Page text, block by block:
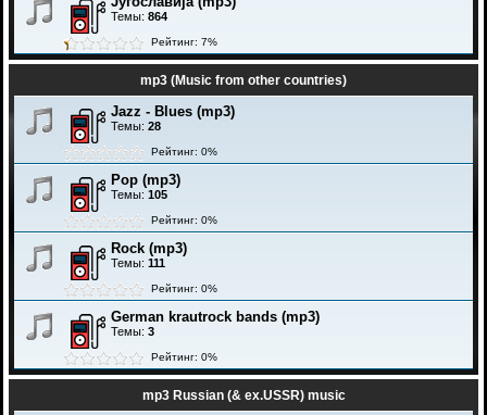
Темы: 864
Рейтинг: 7%
mp3 (Music from other countries)
Jazz - Blues (mp3)
Темы: 28
Рейтинг: 0%
Pop (mp3)
Темы: 105
Рейтинг: 0%
Rock (mp3)
Темы: 111
Рейтинг: 0%
German krautrock bands (mp3)
Темы: 3
Рейтинг: 0%
mp3 Russian (& ex.USSR) music